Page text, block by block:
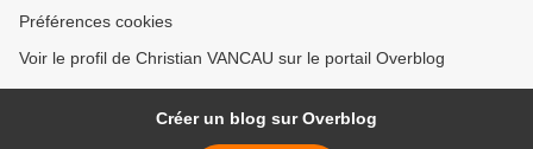
Préférences cookies
Voir le profil de Christian VANCAU sur le portail Overblog
Créer un blog sur Overblog